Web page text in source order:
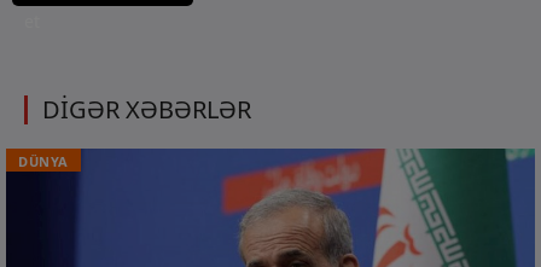
DİGƏR XƏBƏRLƏR
DÜNYA